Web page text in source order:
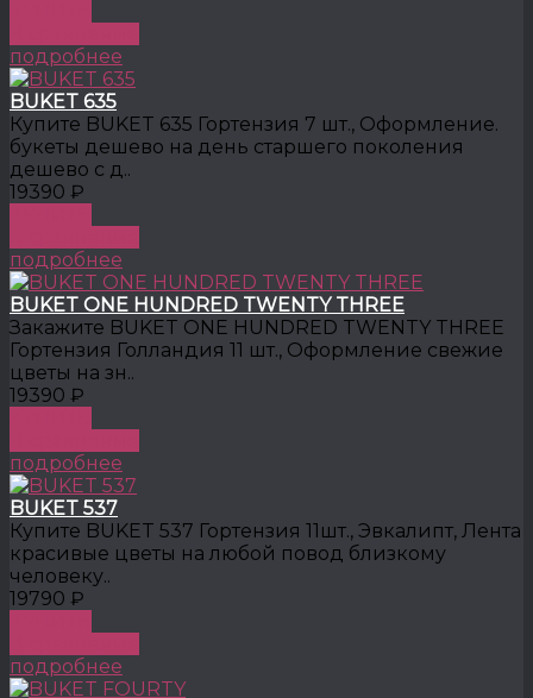
подробнее
BUKET 635
Купите BUKET 635 Гортензия 7 шт., Оформление.
букеты дешево на день старшего поколения
дешево с д..
19390 ₽
подробнее
BUKET ONE HUNDRED TWENTY THREE
Закажите BUKET ONE HUNDRED TWENTY THREE
Гортензия Голландия 11 шт., Оформление свежие
цветы на зн..
19390 ₽
подробнее
BUKET 537
Купите BUKET 537 Гортензия 11шт., Эвкалипт, Лента
красивые цветы на любой повод близкому
человеку..
19790 ₽
подробнее